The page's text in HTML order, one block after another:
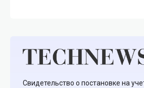
Свидетельство о постановке на